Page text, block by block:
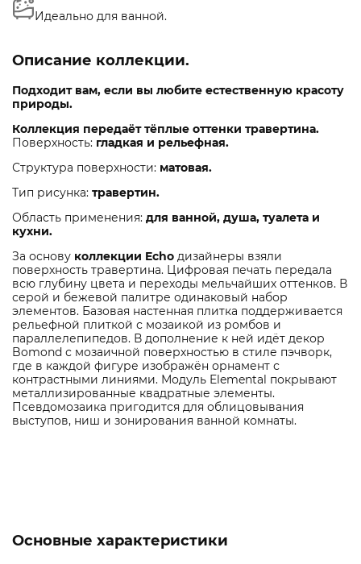
Идеально для ванной.
Описание коллекции.
Подходит вам, если вы любите естественную красоту
природы.
Коллекция передаёт тёплые оттенки травертина.
Поверхность: гладкая и рельефная.
Структура поверхности: матовая.
Тип рисунка: травертин.
Область применения: для ванной, душа, туалета и
кухни.
За основу коллекции Echo дизайнеры взяли
поверхность травертина. Цифровая печать передала
всю глубину цвета и переходы мельчайших оттенков. В
серой и бежевой палитре одинаковый набор
элементов. Базовая настенная плитка поддерживается
рельефной плиткой с мозаикой из ромбов и
параллелепипедов. В дополнение к ней идёт декор
Bomond с мозаичной поверхностью в стиле пэчворк,
где в каждой фигуре изображён орнамент с
контрастными линиями. Модуль Elemental покрывают
металлизированные квадратные элементы.
Псевдомозаика пригодится для облицовывания
выступов, ниш и зонирования ванной комнаты.
Основные характеристики